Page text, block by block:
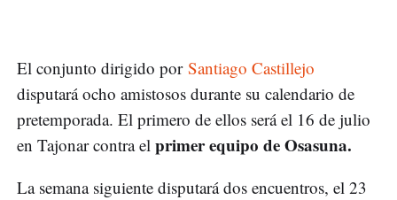
El conjunto dirigido porSantiago Castillejo
disputará ocho amistosos durante su calendario de
pretemporada. El primero de ellos será el 16 de julio
en Tajonar contra el primer equipo de Osasuna.
La semana siguiente disputará dos encuentros, el 23